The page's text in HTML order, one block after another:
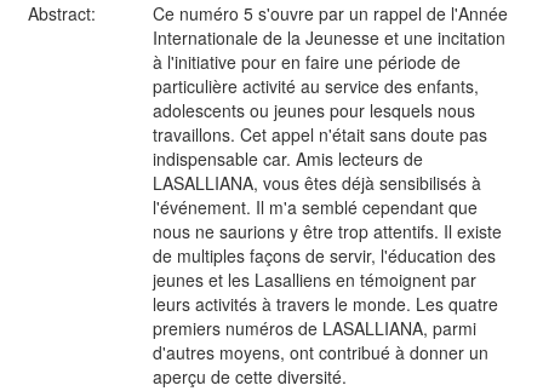
Abstract:
Ce numéro 5 s'ouvre par un rappel de l'Année
Internationale de la Jeunesse et une incitation
à l'initiative pour en faire une période de
particulière activité au service des enfants,
adolescents ou jeunes pour lesquels nous
travaillons. Cet appel n'était sans doute pas
indispensable car. Amis lecteurs de
LASALLIANA, vous êtes déjà sensibilisés à
l'événement. Il m'a semblé cependant que
nous ne saurions y être trop attentifs. Il existe
de multiples façons de servir, l'éducation des
jeunes et les Lasalliens en témoignent par
leurs activités à travers le monde. Les quatre
premiers numéros de LASALLIANA, parmi
d'autres moyens, ont contribué à donner un
aperçu de cette diversité.